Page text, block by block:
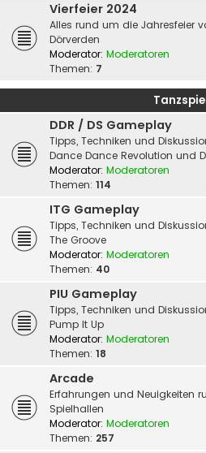
Vierfeier 2024
Alles rund um die Jahresfeier
Dörverden
Moderator: Moderatoren
Themen: 7
DDR / DS Gameplay
Tipps, Techniken und
Dance Dance Revolution und
Moderator: Moderatoren
Themen: 114
ITG Gameplay
Tipps, Techniken und
The Groove
Moderator: Moderatoren
Themen: 40
PIU Gameplay
Tipps, Techniken und
Pump It Up
Moderator: Moderatoren
Themen: 18
Arcade
Erfahrungen und Neuigkeiten
Spielhallen
Moderator: Moderatoren
Themen: 257